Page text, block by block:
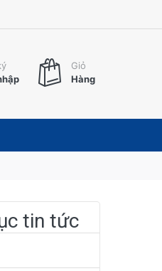
Giỏ
Hàng
tin tức